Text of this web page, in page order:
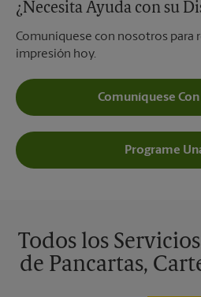
¿Necesita Ayuda con su
Comuníquese con nosotros para
impresión hoy.
Comuníquese
Programe
Todos los
de Pancartas,